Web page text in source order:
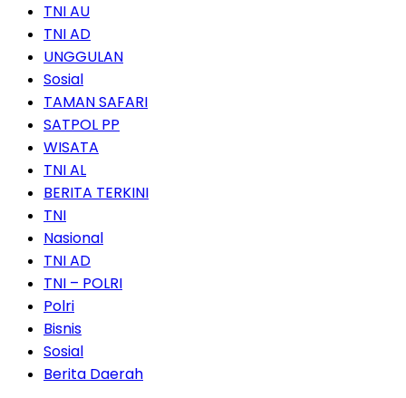
TNI AU
TNI AD
UNGGULAN
Sosial
TAMAN SAFARI
SATPOL PP
WISATA
TNI AL
BERITA TERKINI
TNI
Nasional
TNI AD
TNI – POLRI
Polri
Bisnis
Sosial
Berita Daerah